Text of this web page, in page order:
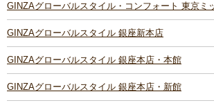
GINZAグローバルスタイル・コンフォート 東京ミ
GINZAグローバルスタイル 銀座新本店
GINZAグローバルスタイル 銀座本店・本館
GINZAグローバルスタイル 銀座本店・新館